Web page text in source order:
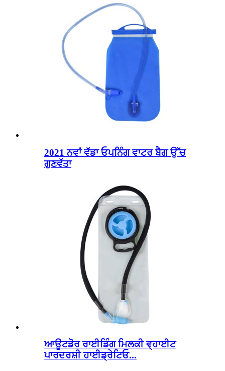
2021 ਨਵਾਂ ਵੱਡਾ ਓਪਨਿੰਗ ਵਾਟਰ ਬੈਗ ਉੱਚ
ਗੁਣਵੱਤਾ
ਆਊਟਡੋਰ ਰਾਈਡਿੰਗ ਮਿਲਕੀ ਵ੍ਹਾਈਟ
ਪਾਰਦਰਸ਼ੀ ਹਾਈਡ੍ਰੇਟਿਓ...